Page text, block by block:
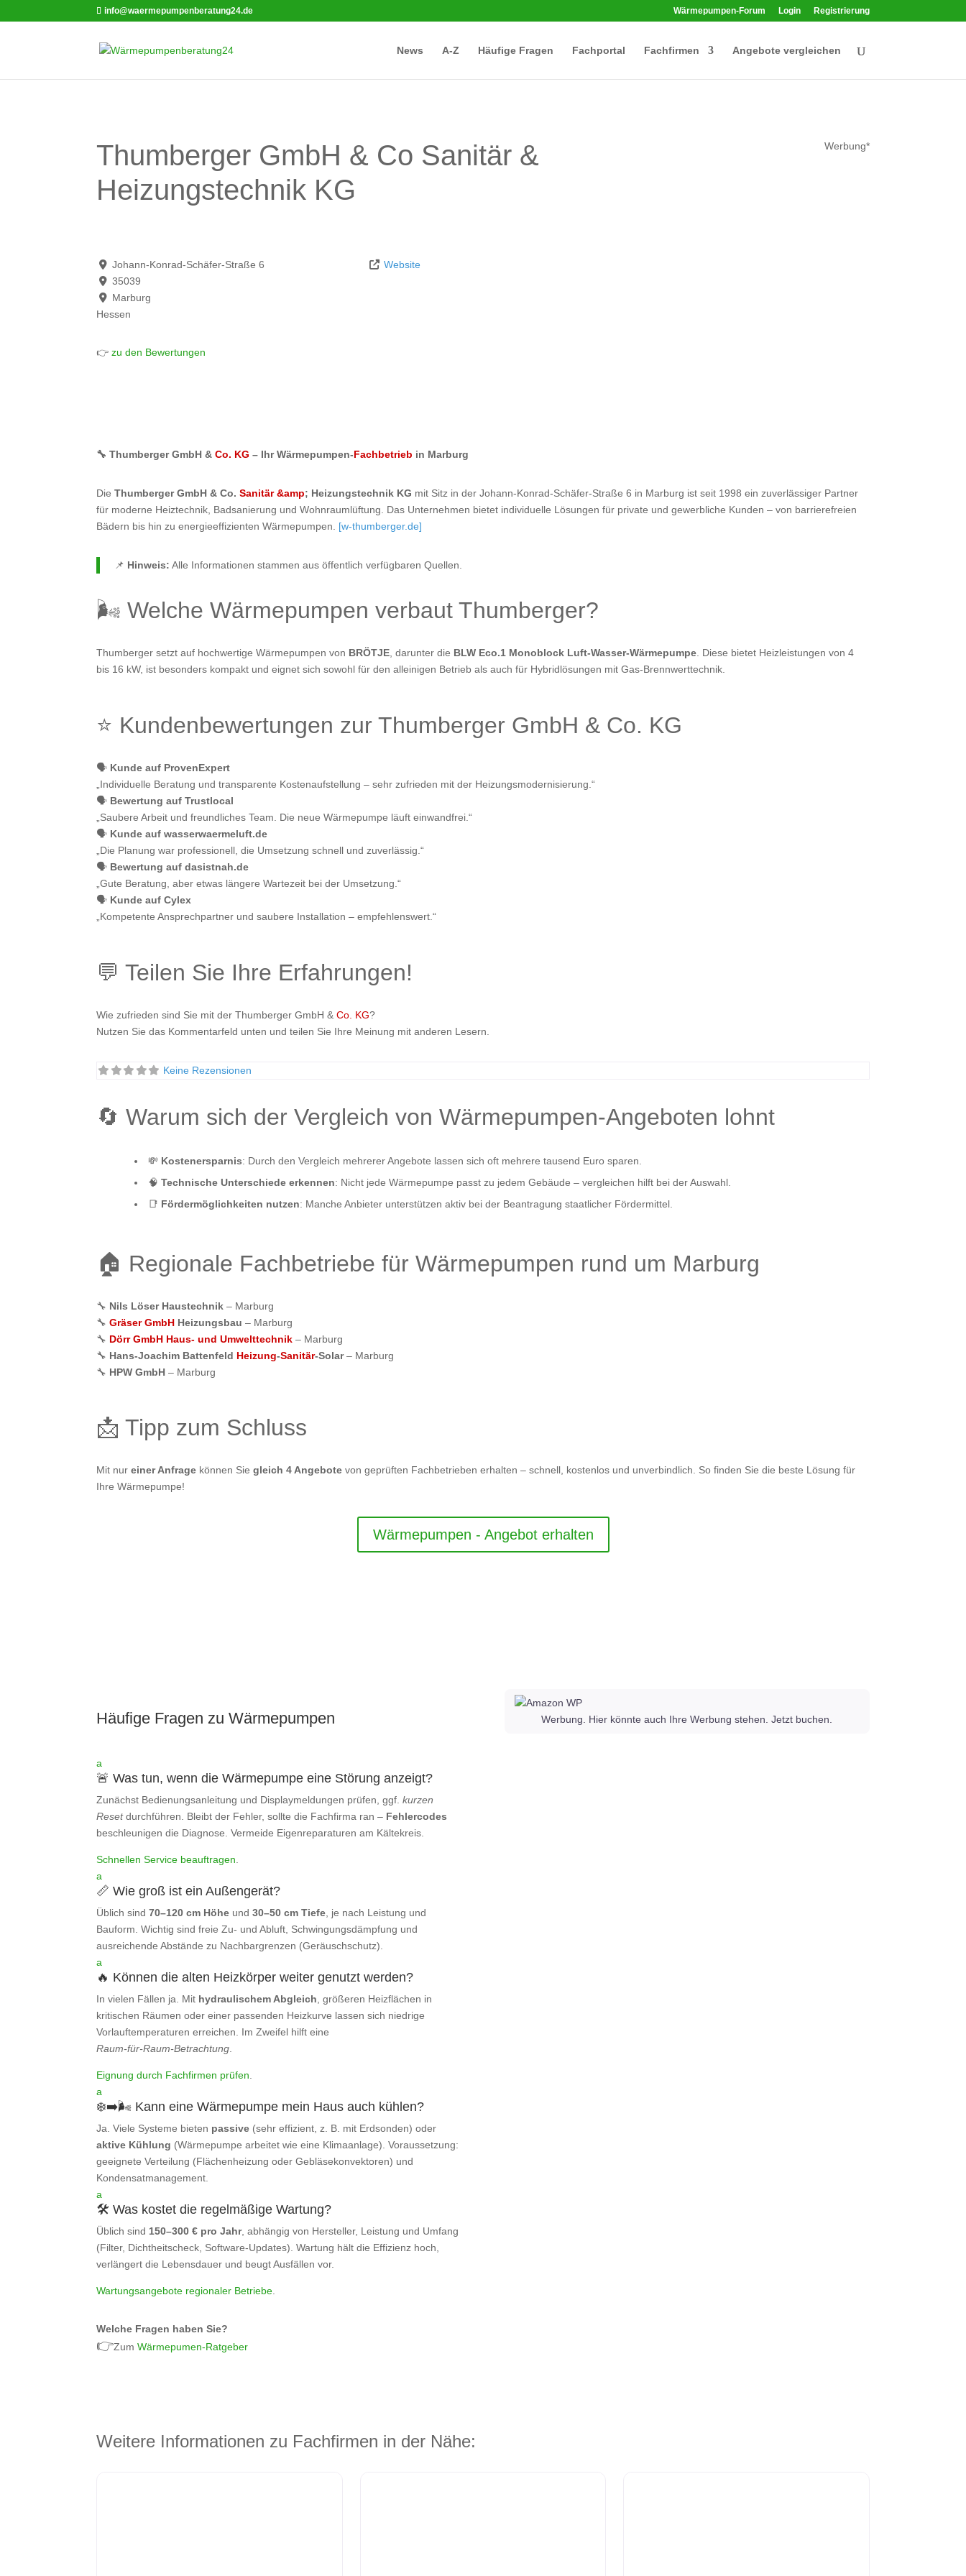
info@waermepumpenberatung24.de Wärmepumpen-Forum Login Registrierung
News A-Z Häufige Fragen Fachportal Fachfirmen Angebote vergleichen
Thumberger GmbH & Co Sanitär &
Heizungstechnik KG
Werbung*
Johann-Konrad-Schäfer-Straße 6
35039
Marburg
Hessen
👉 zu den Bewertungen
Website
🔧 Thumberger GmbH &Co. KG – Ihr Wärmepumpen-Fachbetrieb in Marburg
DieThumberger GmbH & Co.Sanitär &amp; Heizungstechnik KG mit Sitz in der Johann-Konrad-Schäfer-Straße 6 in Marburg ist seit 1998 ein zuverlässiger Partner
für moderne Heiztechnik, Badsanierung und Wohnraumlüftung. Das Unternehmen bietet individuelle Lösungen für private und gewerbliche Kunden – von barrierefreien
Bädern bis hin zu energieeffizienten Wärmepumpen. [w-thumberger.de]
📌 Hinweis: Alle Informationen stammen aus öffentlich verfügbaren Quellen.
🌬️ Welche Wärmepumpen verbaut Thumberger?
Thumberger setzt auf hochwertige Wärmepumpen von BRÖTJE, darunter die BLW Eco.1 Monoblock Luft-Wasser-Wärmepumpe. Diese bietet Heizleistungen von 4
bis 16 kW, ist besonders kompakt und eignet sich sowohl für den alleinigen Betrieb als auch für Hybridlösungen mit Gas-Brennwerttechnik.
⭐ Kundenbewertungen zur Thumberger GmbH & Co. KG
🗣️ Kunde auf ProvenExpert
„Individuelle Beratung und transparente Kostenaufstellung – sehr zufrieden mit der Heizungsmodernisierung.“
🗣️ Bewertung auf Trustlocal
„Saubere Arbeit und freundliches Team. Die neue Wärmepumpe läuft einwandfrei.“
🗣️ Kunde auf wasserwaermeluft.de
„Die Planung war professionell, die Umsetzung schnell und zuverlässig.“
🗣️ Bewertung auf dasistnah.de
„Gute Beratung, aber etwas längere Wartezeit bei der Umsetzung.“
🗣️ Kunde auf Cylex
„Kompetente Ansprechpartner und saubere Installation – empfehlenswert.“
💬 Teilen Sie Ihre Erfahrungen!
Wie zufrieden sind Sie mit der Thumberger GmbH &Co. KG?
Nutzen Sie das Kommentarfeld unten und teilen Sie Ihre Meinung mit anderen Lesern.
Keine Rezensionen
🔄 Warum sich der Vergleich von Wärmepumpen-Angeboten lohnt
💸 Kostenersparnis: Durch den Vergleich mehrerer Angebote lassen sich oft mehrere tausend Euro sparen.
🧠Technische Unterschiede erkennen: Nicht jede Wärmepumpe passt zu jedem Gebäude – vergleichen hilft bei der Auswahl.
📑 Fördermöglichkeiten nutzen: Manche Anbieter unterstützen aktiv bei der Beantragung staatlicher Fördermittel.
🏠 Regionale Fachbetriebe für Wärmepumpen rund um Marburg
🔧 Nils Löser Haustechnik – Marburg
🔧Gräser GmbH Heizungsbau – Marburg
🔧 Dörr GmbH Haus- und Umwelttechnik – Marburg
🔧 Hans-Joachim Battenfeld Heizung-Sanitär-Solar– Marburg
🔧 HPW GmbH – Marburg
📩 Tipp zum Schluss
Mit nureiner Anfrage können Siegleich 4 Angebote von geprüften Fachbetrieben erhalten – schnell, kostenlos und unverbindlich. So finden Sie die beste Lösung für
Ihre Wärmepumpe!
Wärmepumpen - Angebot erhalten
Häufige Fragen zu Wärmepumpen
a
🚨 Was tun, wenn die Wärmepumpe eine Störung anzeigt?
Zunächst Bedienungsanleitung und Displaymeldungen prüfen, ggf.kurzen
Resetdurchführen. Bleibt der Fehler, sollte die Fachfirma ran – Fehlercodes
beschleunigen die Diagnose. Vermeide Eigenreparaturen am Kältekreis.
Schnellen Service beauftragen
a
📏 Wie groß ist ein Außengerät?
Üblich sind70–120 cm Höhe und30–50 cm Tiefe , je nach Leistung und
Bauform. Wichtig sind freie Zu‑ und Abluft, Schwingungsdämpfung und
ausreichende Abstände zu Nachbargrenzen (Geräuschschutz).
a
🔥 Können die alten Heizkörper weiter genutzt werden?
In vielen Fällen ja. Mit hydraulischem Abgleich , größeren Heizflächen in
kritischen Räumen oder einer passenden Heizkurve lassen sich niedrige
Vorlauftemperaturen erreichen. Im Zweifel hilft eine
Raum‑für‑Raum‑Betrachtung
Eignung durch Fachfirmen prüfen
a
❄️➡️🌬️ Kann eine Wärmepumpe mein Haus auch kühlen?
Ja. Viele Systeme bieten passive (sehr effizient, z. B. mit Erdsonden) oder
aktive Kühlung (Wärmepumpe arbeitet wie eine Klimaanlage). Voraussetzung:
geeignete Verteilung (Flächenheizung oder Gebläsekonvektoren) und
Kondensatmanagement.
a
🛠️ Was kostet die regelmäßige Wartung?
Üblich sind 150–300 € pro Jahr, abhängig von Hersteller, Leistung und Umfang
(Filter, Dichtheitscheck, Software‑Updates). Wartung hält die Effizienz hoch,
verlängert die Lebensdauer und beugt Ausfällen vor.
Wartungsangebote regionaler Betriebe
Welche Fragen haben Sie?
👉ZumWärmepumen-Ratgeber
Werbung. Hier könnte auch Ihre Werbung stehen. Jetzt buchen.
Weitere Informationen zu Fachfirmen in der Nähe: